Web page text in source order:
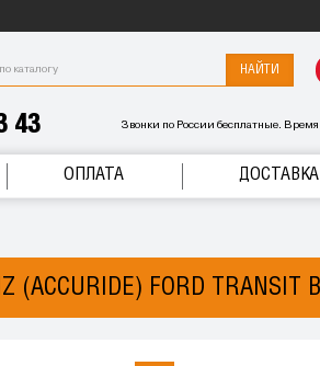
НАЙТИ
43 Звонки по России бесплатные.
ОПЛАТА ДОСТАВКА
(ACCURIDE) FORD